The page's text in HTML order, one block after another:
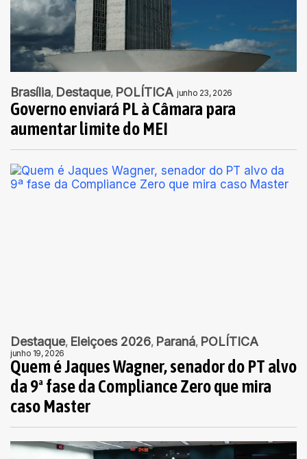
Brasília Destaque POLÍTICA junho 23, 2026
Governo enviará PL à Câmara para
aumentar limite do MEI
Destaque Eleiçoes 2026 Paraná POLÍTICA
junho 19, 2026
Quem é Jaques Wagner, senador do PT alvo
da 9ª fase da Compliance Zero que mira
caso Master